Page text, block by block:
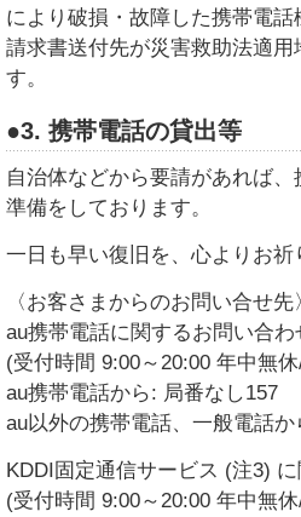
により破損・故障した携帯電
請求書送付先が災害救助法適
す。
●3. 携帯電話の貸出等
自治体などから要請があれば
準備をしております。
一日も早い復旧を、心よりお
〈お客さまからのお問い合せ先
au携帯電話に関するお問い合わ
(受付時間 9:00～20:00 年中無
au携帯電話から: 局番なし157
au以外の携帯電話、一般電話か
KDDI固定通信サービス (注3)
(受付時間 9:00～20:00 年中無